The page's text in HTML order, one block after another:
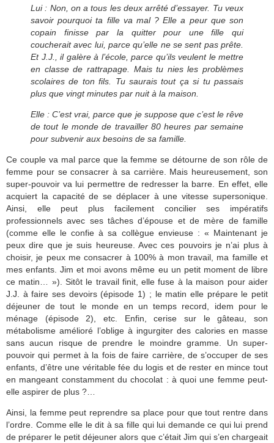
Lui : Non, on a tous les deux arrêté d’essayer. Tu veux
savoir pourquoi ta fille va mal ? Elle a peur que son
copain finisse par la quitter pour une fille qui
coucherait avec lui, parce qu’elle ne se sent pas prête.
Et J.J., il galère à l’école, parce qu’ils veulent le mettre
en classe de rattrapage. Mais tu nies les problèmes
scolaires de ton fils. Tu saurais tout ça si tu passais
plus que vingt minutes par nuit à la maison.
Elle : C’est vrai, parce que je suppose que c’est le rêve
de tout le monde de travailler 80 heures par semaine
pour subvenir aux besoins de sa famille.
Ce couple va mal parce que la femme se détourne de son rôle de
femme pour se consacrer à sa carrière. Mais heureusement, son
super-pouvoir va lui permettre de redresser la barre. En effet, elle
acquiert la capacité de se déplacer à une vitesse supersonique.
Ainsi, elle peut plus facilement concilier ses impératifs
professionnels avec ses tâches d’épouse et de mère de famille
(comme elle le confie à sa collègue envieuse : « Maintenant je
peux dire que je suis heureuse. Avec ces pouvoirs je n’ai plus à
choisir, je peux me consacrer à 100% à mon travail, ma famille et
mes enfants. Jim et moi avons même eu un petit moment de libre
ce matin… »). Sitôt le travail finit, elle fuse à la maison pour aider
J.J. à faire ses devoirs (épisode 1) ; le matin elle prépare le petit
déjeuner de tout le monde en un temps record, idem pour le
ménage (épisode 2), etc. Enfin, cerise sur le gâteau, son
métabolisme amélioré l’oblige à ingurgiter des calories en masse
sans aucun risque de prendre le moindre gramme. Un super-
pouvoir qui permet à la fois de faire carrière, de s’occuper de ses
enfants, d’être une véritable fée du logis et de rester en mince tout
en mangeant constamment du chocolat : à quoi une femme peut-
elle aspirer de plus ?…
Ainsi, la femme peut reprendre sa place pour que tout rentre dans
l’ordre. Comme elle le dit à sa fille qui lui demande ce qui lui prend
de préparer le petit déjeuner alors que c’était Jim qui s’en chargeait